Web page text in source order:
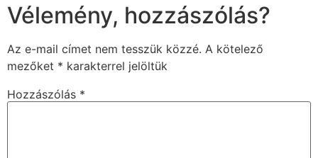
Vélemény, hozzászólás?
Az e-mail címet nem tesszük közzé. A kötelező
mezőket * karakterrel jelöltük
Hozzászólás *